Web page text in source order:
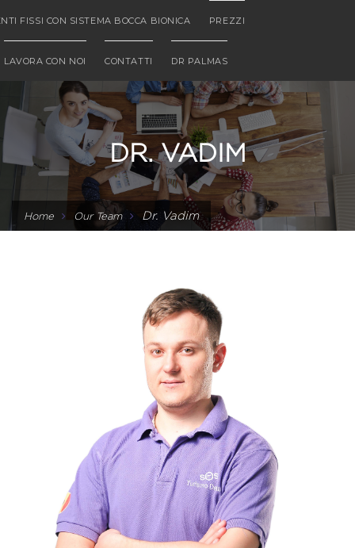
FISSI CON SISTEMA BOCCA BIONICA PREZZI
LAVORA CON NOI CONTATTI DR PALMAS
DR. VADIM
Home Our Team Dr. Vadim